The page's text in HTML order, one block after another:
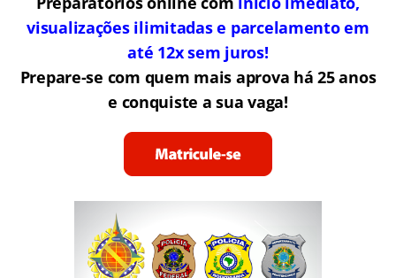
visualizações ilimitadas e parcelamento em
até 12x sem juros!
Prepare-se com quem mais aprova há 25 anos
e conquiste a sua vaga!